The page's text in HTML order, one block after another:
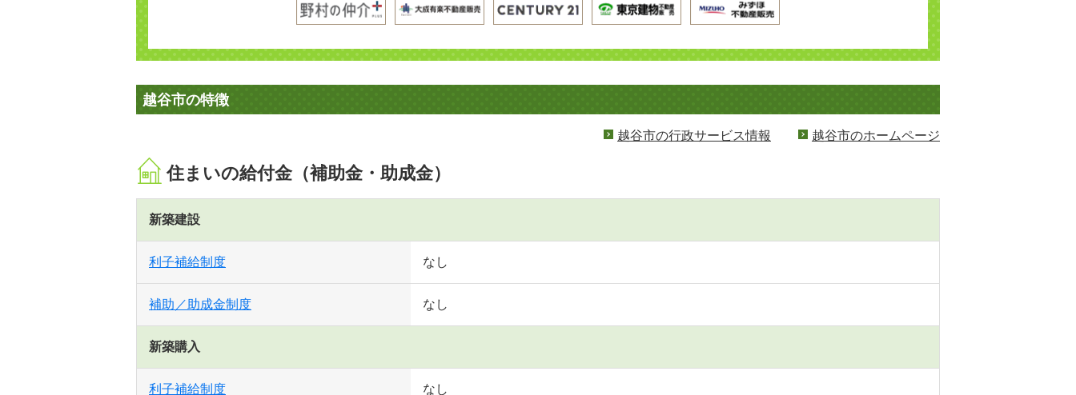
越谷市の特徴
越谷市の行政サービス情報 越谷市のホームページ
住まいの給付金（補助金・助成金）
新築建設
利子補給制度 なし
補助／助成金制度 なし
新築購入
利子補給制度 なし